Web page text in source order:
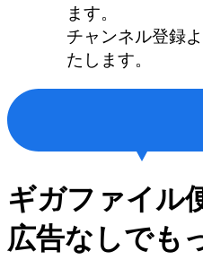
ます。
チャンネル登録
たします。
ギガファイル
広告なしでも